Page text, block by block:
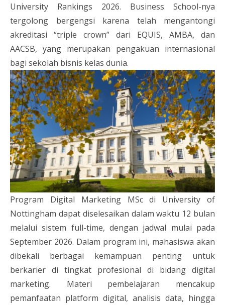
University Rankings 2026. Business School-nya
tergolong bergengsi karena telah mengantongi
akreditasi “triple crown” dari EQUIS, AMBA, dan
AACSB, yang merupakan pengakuan internasional
bagi sekolah bisnis kelas dunia.
Program Digital Marketing MSc di University of
Nottingham dapat diselesaikan dalam waktu 12 bulan
melalui sistem full-time, dengan jadwal mulai pada
September 2026. Dalam program ini, mahasiswa akan
dibekali berbagai kemampuan penting untuk
berkarier di tingkat profesional di bidang digital
marketing. Materi pembelajaran mencakup
pemanfaatan platform digital, analisis data, hingga